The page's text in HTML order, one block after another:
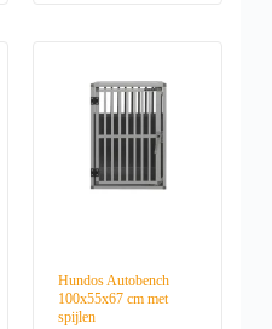
Hundos Autobench
100x55x67 cm met
spijlen